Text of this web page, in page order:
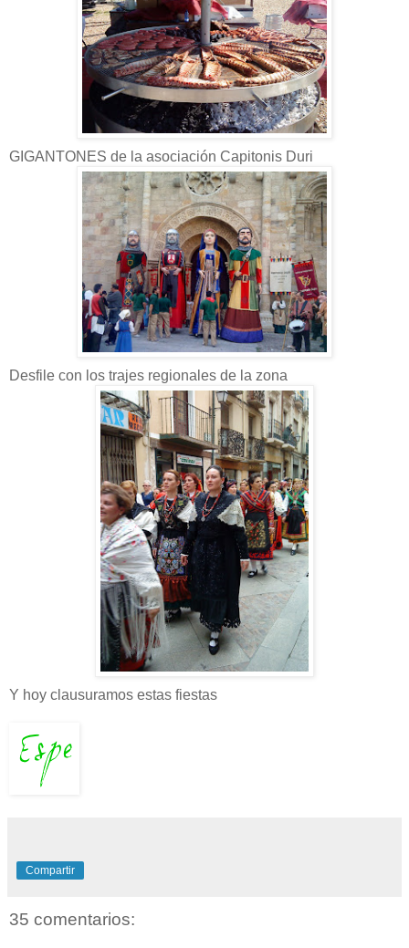
GIGANTONES de la asociación Capitonis Duri
Desfile con los trajes regionales de la zona
Y hoy clausuramos estas fiestas
Compartir
35 comentarios: